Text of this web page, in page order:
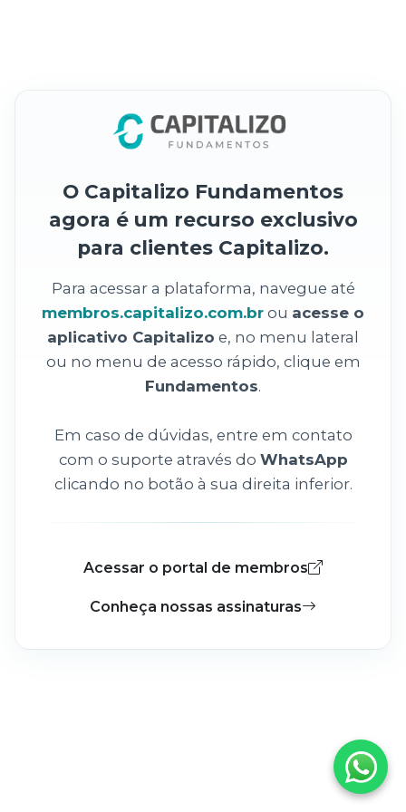
O Capitalizo Fundamentos
agora é um recurso exclusivo
para clientes Capitalizo.
Para acessar a plataforma, navegue até
membros.capitalizo.com.br ou acesse o
aplicativo Capitalizo e, no menu lateral
ou no menu de acesso rápido, clique em
Fundamentos.
Em caso de dúvidas, entre em contato
com o suporte através do WhatsApp
clicando no botão à sua direita inferior.
Acessar o portal de membros
Conheça nossas assinaturas